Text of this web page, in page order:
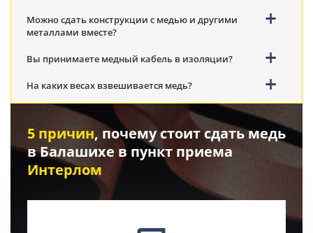
Можно сдать конструкции с медью и другими
металлами вместе?
Вы принимаете медный кабель в изоляции?
На каких весах взвешивается медь?
5 причин, почему стоит сдать медь
в Балашихе в пункт приема
Интерлом